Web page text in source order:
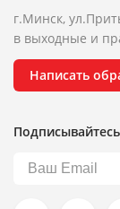
г.Минск,
в выходные и
Написать
Подписывайтесь